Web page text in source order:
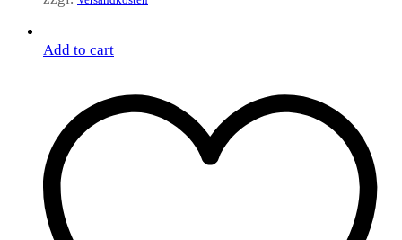
Add to cart